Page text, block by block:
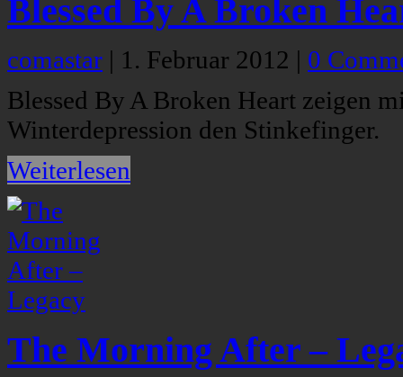
Blessed By A Broken
comastar | 1. Februar 2012 | 0
Blessed By A Broken Heart zeigen
Winterdepression den Stinkefinger.
Weiterlesen
The Morning After –